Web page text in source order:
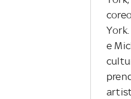
e